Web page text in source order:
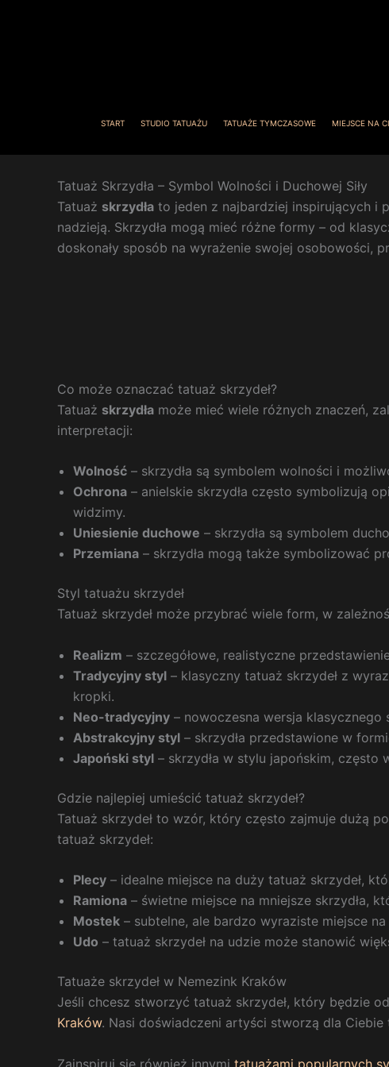
START STUDIO TATUAŻU TATUAŻE TYMCZASOWE MIEJSCE NA
Tatuaż Skrzydła – Symbol Wolności i Duchowej Siły
Tatuaż skrzydła to jeden z najbardziej inspirujących i
nadzieją. Skrzydła mogą mieć różne formy – od
doskonały sposób na wyrażenie swojej osobowości,
Co może oznaczać tatuaż skrzydeł?
Tatuaż skrzydła może mieć wiele różnych znaczeń,
interpretacji:
Wolność – skrzydła są symbolem wolności i
Ochrona – anielskie skrzydła często symbolizują
widzimy.
Uniesienie duchowe – skrzydła są symbolem
Przemiana – skrzydła mogą także symbolizować
Styl tatuażu skrzydeł
Tatuaż skrzydeł może przybrać wiele form, w
Realizm – szczegółowe, realistyczne
Tradycyjny styl – klasyczny tatuaż skrzydeł z
kropki.
Neo-tradycyjny – nowoczesna wersja
Abstrakcyjny styl – skrzydła przedstawione w
Japoński styl – skrzydła w stylu japońskim, często
Gdzie najlepiej umieścić tatuaż skrzydeł?
Tatuaż skrzydeł to wzór, który często zajmuje dużą
tatuaż skrzydeł:
Plecy – idealne miejsce na duży tatuaż skrzydeł,
Ramiona – świetne miejsce na mniejsze skrzydła,
Mostek – subtelne, ale bardzo wyraziste miejsce
Udo – tatuaż skrzydeł na udzie może stanowić
Tatuaże skrzydeł w Nemezink Kraków
Jeśli chcesz stworzyć tatuaż skrzydeł, który będzie
Kraków. Nasi doświadczeni artyści stworzą dla
Zainspiruj się również innymi tatuażami popularnych